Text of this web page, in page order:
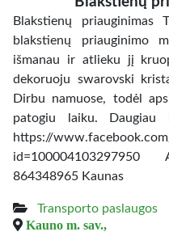
Blakstienų
blakstienų priauginimo
išmanau ir atlieku jį
dekoruoju swarovski
Dirbu namuose, todėl
patogiu laiku. Daugiau
https://
864348965 Kaunas
Transporto paslaugos
Kauno m. sav.,